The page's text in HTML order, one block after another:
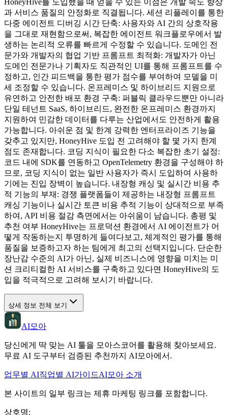
과 서비스 품질의 안정화로 직결됩니다. 세션 리플레이를 통한
다중 에이전트 디버깅 시간 단축: 사용자와 AI 간의 상호작용
을 그대로 재현함으로써, 복잡한 에이전트 워크플로우에서 발
생하는 논리적 오류를 빠르게 수정할 수 있습니다. 도메인 전
문가와 개발자의 협업 기반 프롬프트 최적화: 개발자가 아닌
도메인 전문가나 기획자도 직관적인 UI를 통해 프롬프트를 수
정하고, 인간 피드백을 통한 평가 점수를 부여하여 모델을 미
세 조정할 수 있습니다. 온프레미스 및 하이브리드 지원으로
유연하고 안전한 배포 환경 구축: 퍼블릭 클라우드뿐만 아니라
단일 테넌트 SaaS, 하이브리드, 완전한 온프레미스 환경까지
지원하여 민감한 데이터를 다루는 산업에서도 안전하게 활용
가능합니다. 아쉬운 점 및 한계 강력한 엔터프라이즈 기능을
갖추고 있지만, HoneyHive 도입 전 고려해야 할 몇 가지 한계
점도 존재합니다. 코딩 지식이 필요한 다소 복잡한 초기 설정:
코드 내에 SDK를 연동하고 OpenTelemetry 환경을 구성해야 하
므로, 코딩 지식이 없는 일반 사용자가 즉시 도입하여 사용하
기에는 진입 장벽이 높습니다. 내장형 캐싱 및 실시간 비용 추
적 기능의 부재: 경쟁 플랫폼들이 제공하는 내장형 프롬프트
캐싱 기능이나 실시간 토큰 비용 추적 기능이 상대적으로 부족
하여, API 비용 절감 측면에서는 아쉬움이 남습니다. 총평 및
추천 여부 HoneyHive는 프로덕션 환경에서 AI 에이전트가 어
떻게 작동하는지 투명하게 들여다보고, 체계적인 평가를 통해
품질을 보증하고자 하는 팀에게 최고의 선택지입니다. 단순한
장난감 수준의 AI가 아닌, 실제 비즈니스에 영향을 미치는 미
션 크리티컬한 AI 서비스를 구축하고 있다면 HoneyHive의 도
입을 적극적으로 고려해 보시기 바랍니다.
상세 정보 전체 보기
AI모아
당신에게 딱 맞는 AI 툴을 모아스코어를 활용해 찾아보세요.
무료 AI 도구부터 검증된 추천까지 AI모아에서.
업무별 AI직업별 AI가이드AI모아 소개
본 사이트의 일부 링크는 제휴 마케팅 링크를 포함합니다.
상호명: